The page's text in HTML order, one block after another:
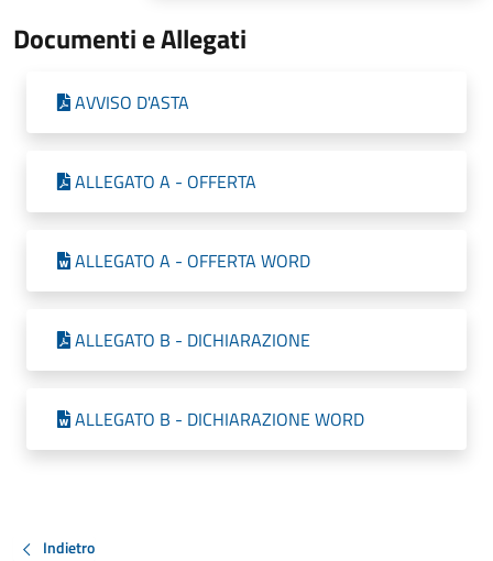
Documenti e Allegati
AVVISO D'ASTA
ALLEGATO A - OFFERTA
ALLEGATO A - OFFERTA WORD
ALLEGATO B - DICHIARAZIONE
ALLEGATO B - DICHIARAZIONE WORD
Indietro